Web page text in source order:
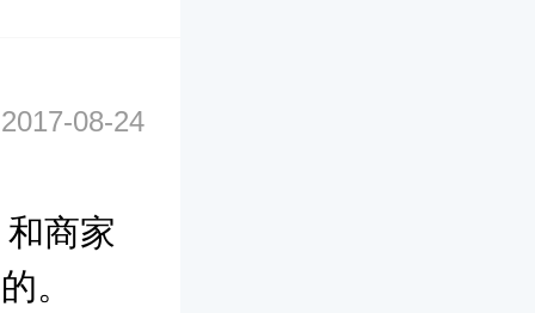
2017-08-24
商家
。